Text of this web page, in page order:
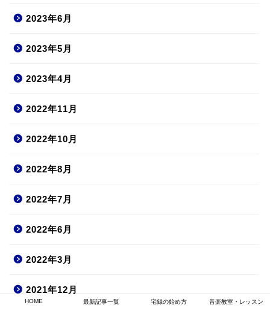
2023年6月
2023年5月
2023年4月
2022年11月
2022年10月
2022年8月
2022年7月
2022年6月
2022年3月
2021年12月
HOME 最新記事一覧 宅録の始め方 音楽教室・レッスン